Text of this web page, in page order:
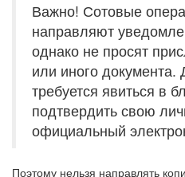
Важно! Сотовые
направляют
однако не просят
или иного документа.
требуется явиться в
подтвердить свою
официальный
Поэтому нельзя направлять